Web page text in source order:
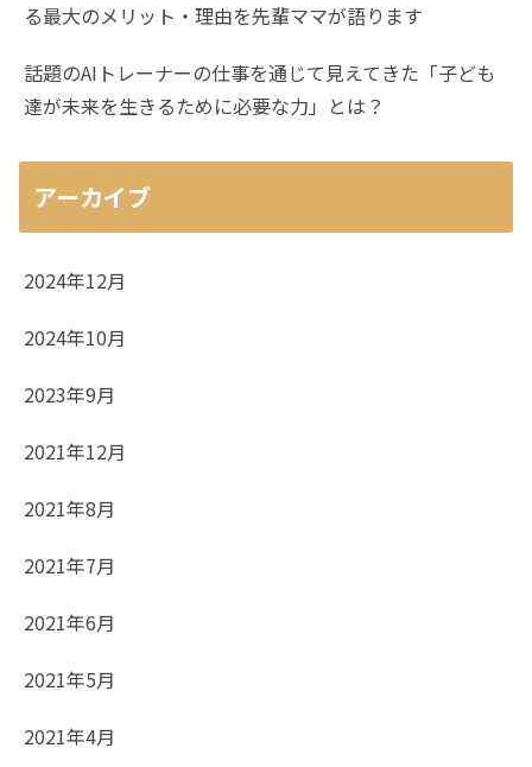
る最大のメリット・理由を先輩ママが語ります
話題のAIトレーナーの仕事を通じて見えてきた「子ども
達が未来を生きるために必要な力」とは？
アーカイブ
2024年12月
2024年10月
2023年9月
2021年12月
2021年8月
2021年7月
2021年6月
2021年5月
2021年4月